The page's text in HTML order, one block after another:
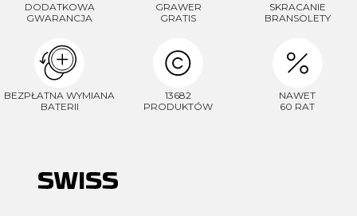
DODATKOWA
GWARANCJA
GRAWER
GRATIS
SKRACANIE
BRANSOLETY
BEZPŁATNA WYMIANA
BATERII
13682
PRODUKTÓW
NAWET
60 RAT